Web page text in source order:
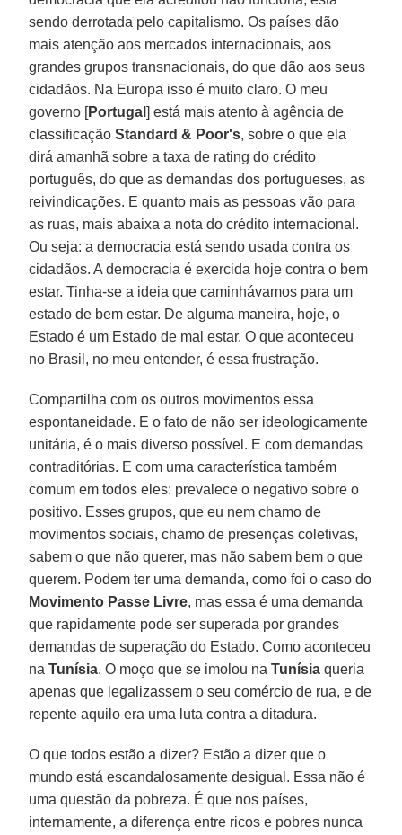
sendo derrotada pelo capitalismo. Os países dão
mais atenção aos mercados internacionais, aos
grandes grupos transnacionais, do que dão aos seus
cidadãos. Na Europa isso é muito claro. O meu
governo [Portugal] está mais atento à agência de
classificaçãoStandard & Poor's, sobre o que ela
dirá amanhã sobre a taxa de rating do crédito
português, do que as demandas dos portugueses, as
reivindicações. E quanto mais as pessoas vão para
as ruas, mais abaixa a nota do crédito internacional.
Ou seja: a democracia está sendo usada contra os
cidadãos. A democracia é exercida hoje contra o bem
estar. Tinha-se a ideia que caminhávamos para um
estado de bem estar. De alguma maneira, hoje, o
Estado é um Estado de mal estar. O que aconteceu
no Brasil, no meu entender, é essa frustração.
Compartilha com os outros movimentos essa
espontaneidade. E o fato de não ser ideologicamente
unitária, é o mais diverso possível. E com demandas
contraditórias. E com uma característica também
comum em todos eles: prevalece o negativo sobre o
positivo. Esses grupos, que eu nem chamo de
movimentos sociais, chamo de presenças coletivas,
sabem o que não querer, mas não sabem bem o que
querem. Podem ter uma demanda, como foi o caso do
Movimento Passe Livre, mas essa é uma demanda
que rapidamente pode ser superada por grandes
demandas de superação do Estado. Como aconteceu
naTunísia. O moço que se imolou naTunísia queria
apenas que legalizassem o seu comércio de rua, e de
repente aquilo era uma luta contra a ditadura.
O que todos estão a dizer? Estão a dizer que o
mundo está escandalosamente desigual. Essa não é
uma questão da pobreza. É que nos países,
internamente, a diferença entre ricos e pobres nunca